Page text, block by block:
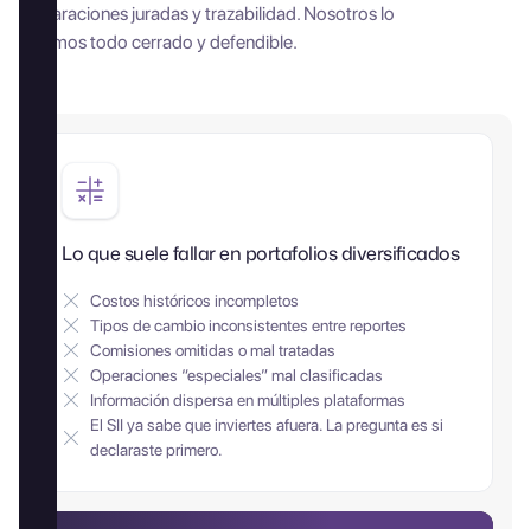
declaraciones juradas y trazabilidad. Nosotros lo
dejamos todo cerrado y defendible.
Lo que suele fallar en portafolios diversificados
Costos históricos incompletos
Tipos de cambio inconsistentes entre reportes
Comisiones omitidas o mal tratadas
Operaciones “especiales” mal clasificadas
Información dispersa en múltiples plataformas
El SII ya sabe que inviertes afuera. La pregunta es si
declaraste primero.